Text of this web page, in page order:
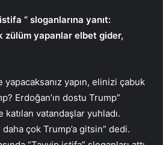
“ sloganlarına yanıt:
zülüm yapanlar elbet gider,
yapacaksanız yapın, elinizi çabuk
Erdoğan’ın dostu Trump”
vatandaşlar yuhladı.
çok Trump’a gitsin” dedi.